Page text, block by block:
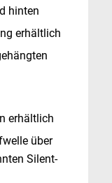
hinten
erhältlich
erhältlich
über
Silent-